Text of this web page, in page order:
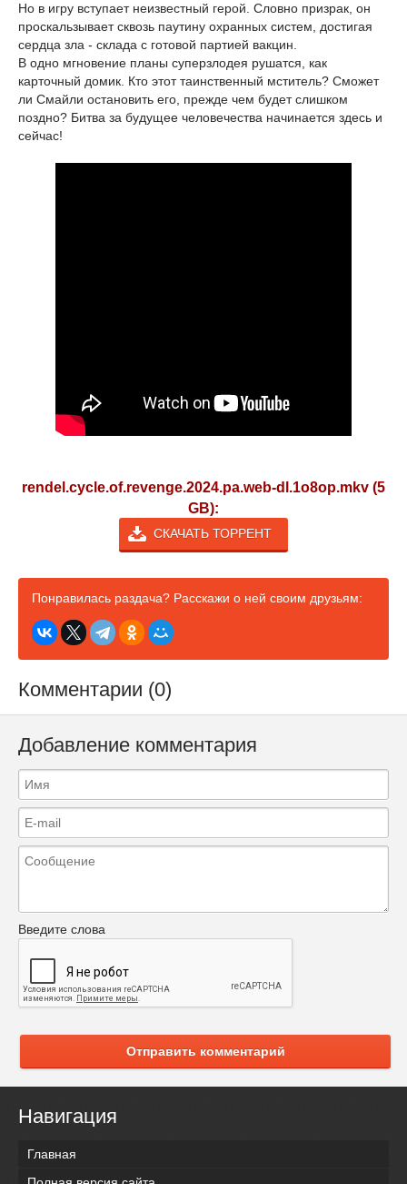
Но в игру вступает неизвестный герой. Словно призрак, он
проскальзывает сквозь паутину охранных систем, достигая
сердца зла - склада с готовой партией вакцин.
В одно мгновение планы суперзлодея рушатся, как
карточный домик. Кто этот таинственный мститель? Сможет
ли Смайли остановить его, прежде чем будет слишком
поздно? Битва за будущее человечества начинается здесь и
сейчас!
rendel.cycle.of.revenge.2024.pa.web-dl.1o8op.mkv (5
GB):
СКАЧАТЬ ТОРРЕНТ
Понравилась раздача? Расскажи о ней своим друзьям:
Комментарии (0)
Добавление комментария
Введите слова
Отправить комментарий
Навигация
Главная